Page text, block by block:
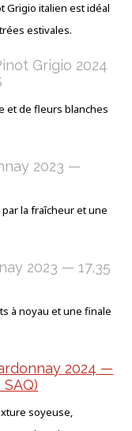
Grigio italien est idéal
estivales.
Grigio 2024
et de fleurs blanches
2023 —
la fraîcheur et une
2023 — 17,35
à noyau et une finale
2024 —
soyeuse,